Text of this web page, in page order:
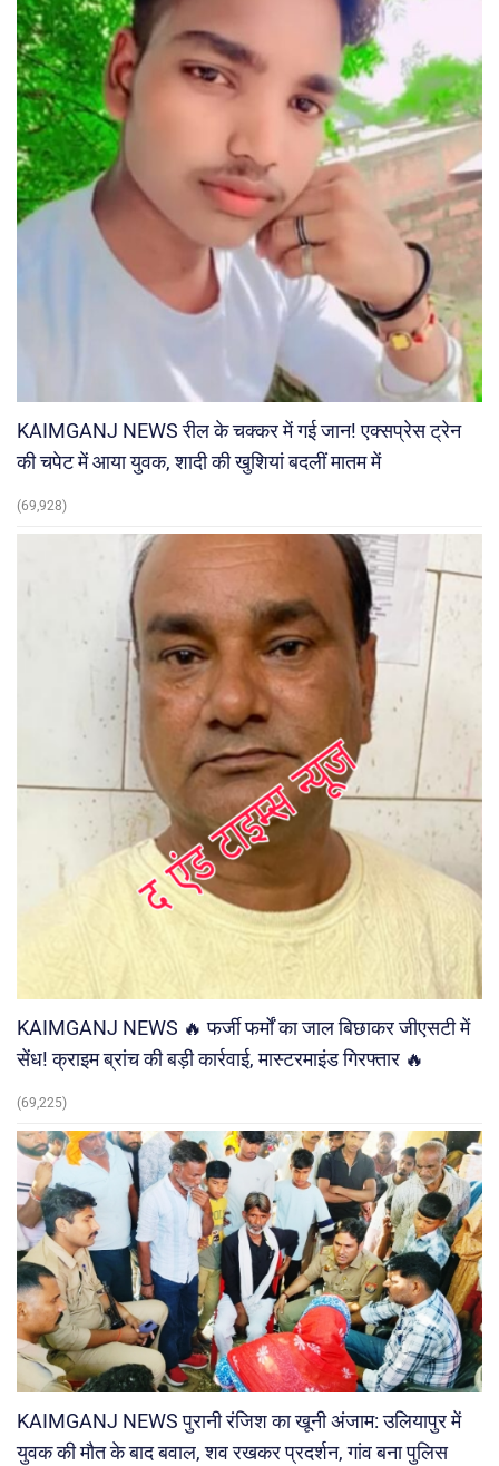
KAIMGANJ NEWS रील के चक्कर में गई जान! एक्सप्रेस ट्रेन
की चपेट में आया युवक, शादी की खुशियां बदलीं मातम में
(69,928)
KAIMGANJ NEWS 🔥 फर्जी फर्मों का जाल बिछाकर जीएसटी में
सेंध! क्राइम ब्रांच की बड़ी कार्रवाई, मास्टरमाइंड गिरफ्तार 🔥
(69,225)
KAIMGANJ NEWS पुरानी रंजिश का खूनी अंजाम: उलियापुर में
युवक की मौत के बाद बवाल, शव रखकर प्रदर्शन, गांव बना पुलिस